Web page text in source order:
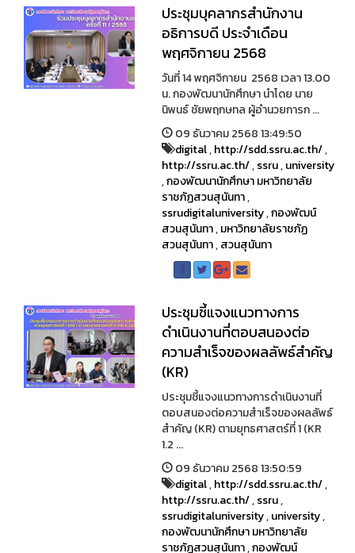
ประชุมบุคลากรสำนักงาน
อธิการบดี ประจำเดือน
พฤศจิกายน 2568
วันที่ 14 พฤศจิกายน 2568 เวลา 13.00
น. กองพัฒนานักศึกษา นำโดย นาย
นิพนธ์ ชัยพฤกษทล ผู้อำนวยการก ...
09 ธันวาคม 2568 13:49:50
digital,http://sdd.ssru.ac.th/,
http://ssru.ac.th/,ssru,university
,กองพัฒนานักศึกษา มหาวิทยาลัย
ราชภัฏสวนสุนันทา,
ssrudigitaluniversity,กองพัฒน์
สวนสุนันทา,มหาวิทยาลัยราชภัฏ
สวนสุนันทา,สวนสุนันทา
ประชุมชี้แจงแนวทางการ
ดำเนินงานที่ตอบสนองต่อ
ความสำเร็จของผลลัพธ์สำคัญ
(KR)
ประชุมชี้แจงแนวทางการดำเนินงานที่
ตอบสนองต่อความสำเร็จของผลลัพธ์
สำคัญ (KR) ตามยุทธศาสตร์ที่ 1 (KR
1.2 ...
09 ธันวาคม 2568 13:50:59
digital,http://sdd.ssru.ac.th/,
http://ssru.ac.th/,ssru,
ssrudigitaluniversity,university,
กองพัฒนานักศึกษา มหาวิทยาลัย
ราชภัฏสวนสุนันทา,กองพัฒน์